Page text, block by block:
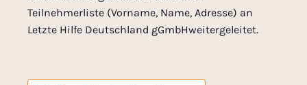
Teilnehmerliste (Vorname, Name, Adresse) an
Letzte Hilfe Deutschland gGmbHweitergeleitet.